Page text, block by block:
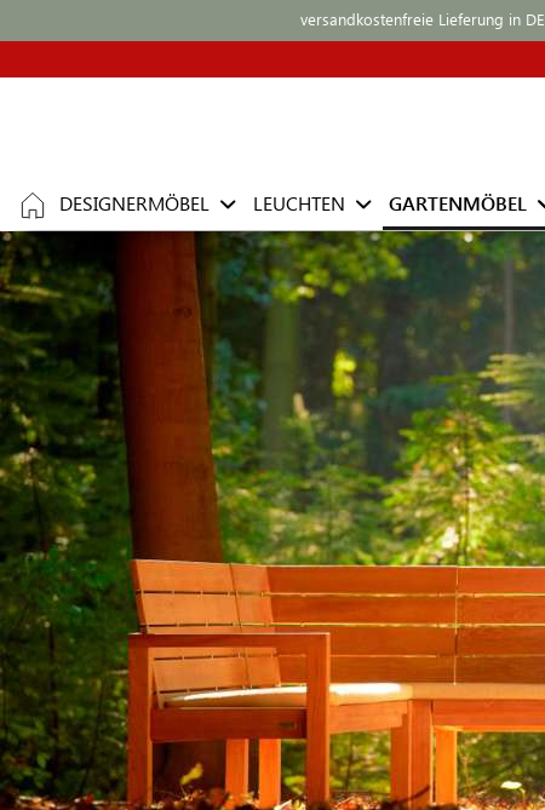
versandkostenfreie Lieferung in DE
DESIGNERMÖBEL LEUCHTEN GARTENMÖBEL